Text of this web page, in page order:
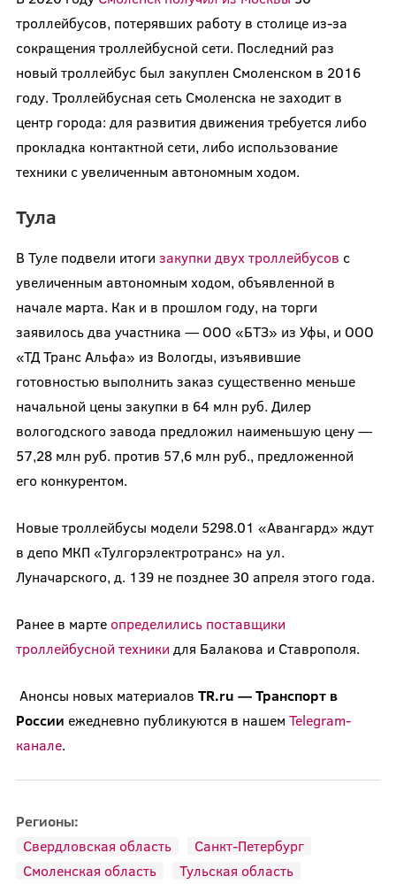
троллейбусов, потерявших работу в столице из-за
сокращения троллейбусной сети. Последний раз
новый троллейбус был закуплен Смоленском в 2016
году. Троллейбусная сеть Смоленска не заходит в
центр города: для развития движения требуется либо
прокладка контактной сети, либо использование
техники с увеличенным автономным ходом.
Тула
В Туле подвели итоги закупки двух троллейбусов с
увеличенным автономным ходом, объявленной в
начале марта. Как и в прошлом году, на торги
заявилось два участника — ООО «БТЗ» из Уфы, и ООО
«ТД Транс Альфа» из Вологды, изъявившие
готовностью выполнить заказ существенно меньше
начальной цены закупки в 64 млн руб. Дилер
вологодского завода предложил наименьшую цену —
57,28 млн руб. против 57,6 млн руб., предложенной
его конкурентом.
Новые троллейбусы модели 5298.01 «Авангард» ждут
в депо МКП «Тулгорэлектротранс» на ул.
Луначарского, д. 139 не позднее 30 апреля этого года.
Ранее в марте определились поставщики
троллейбусной техники для Балакова и Ставрополя.
Анонсы новых материалов TR.ru — Транспорт в
России ежедневно публикуются в нашем Telegram-
канале.
Регионы:
Свердловская область
Санкт-Петербург
Смоленская область
Тульская область